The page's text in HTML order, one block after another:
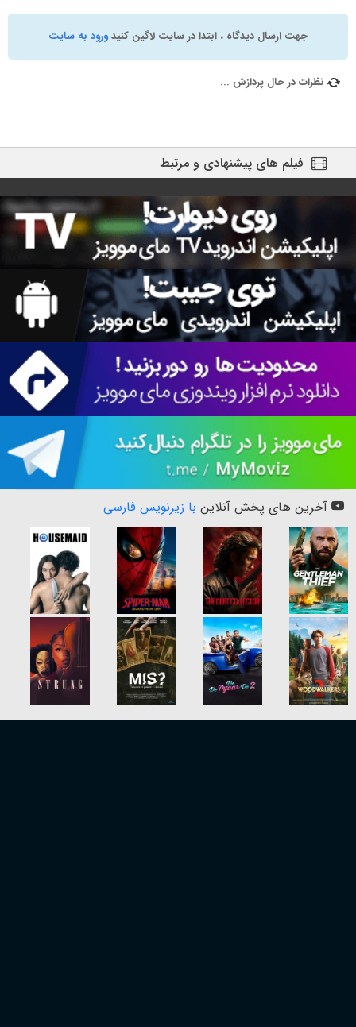
جهت ارسال دیدگاه ، ابتدا در سایت لاگین کنیدورود به سایت
نظرات در حال پردازش ...
فیلم های پیشنهادی و مرتبط
آخرین های پخش آنلاین با زیرنویس فارسی